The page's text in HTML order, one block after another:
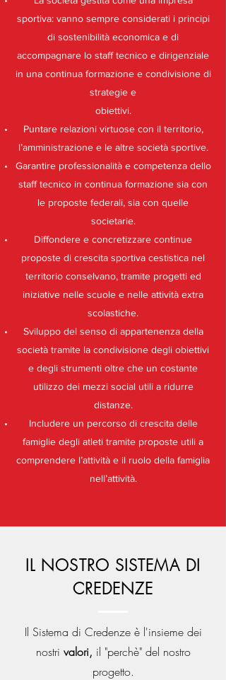
sportiva: vanno sempre considerati i principi
di sostenibilità economica e di
accompagnare lo staff tecnico e dirigenziale
in una continua formazione e condivisione di
strategie e
obiettivi.
Puntare relazioni virtuose con il territorio,
l’amministrazione e le altre società sportive.
Garantire professionalità e competenza dello
staff tecnico in continua formazione sia con
le proposte federali, sia con quelle
societarie.
Diffondere e concretizzare continue
proposte di crescita sportiva cestistica nel
territorio conselvano, tramite progetti ed
iniziative nelle scuole e nelle attività extra
scolastiche.
Sviluppo del senso di appartenenza della
società tramite la condivisione degli obiettivi
e degli strumenti oltre che un costante
utilizzo dei mezzi social utili a ridurre
distanze.
Includere un percorso di crescita delle
famiglie degli atleti tramite proposte utili a
comprendere l’attività e il ruolo della famiglia
nell’attività.
IL NOSTRO SISTEMA DI
CREDENZE
Il Sistema di Credenze è l'insieme dei
nostri valori, il "perchè" del nostro
progetto.